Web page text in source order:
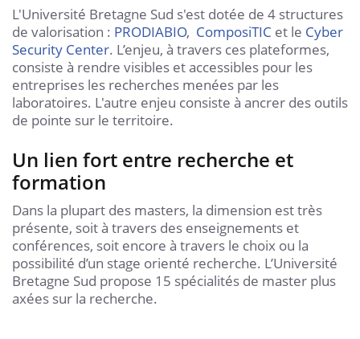
L'Université Bretagne Sud s'est dotée de 4 structures
de valorisation : PRODIABIO, ComposiTIC et le Cyber
Security Center. L’enjeu, à travers ces plateformes,
consiste à rendre visibles et accessibles pour les
entreprises les recherches menées par les
laboratoires. L'autre enjeu consiste à ancrer des outils
de pointe sur le territoire.
Un lien fort entre recherche et
formation
Dans la plupart des masters, la dimension est très
présente, soit à travers des enseignements et
conférences, soit encore à travers le choix ou la
possibilité d’un stage orienté recherche. L’Université
Bretagne Sud propose 15 spécialités de master plus
axées sur la recherche.